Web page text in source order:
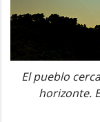
El pueblo
horizonte.